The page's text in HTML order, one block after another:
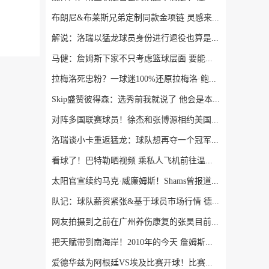
布朗尼&布莱斯兄弟定制同款金项链 灵感来源于兄弟之情
解说：洛瑞以猛龙球员身份进行退役也算是功成身退、落叶归根了
马健：詹姆斯下家不只考虑篮球层面 要能争冠&薪资合适&跟老板熟
拉梅洛死忠粉？一球迷100%还原拉梅洛·鲍尔的满背纹身
Skip盛赞彼得森：选秀前我就说了 他会是本届最强球员
对阵多国联赛球员！徐杰和张博源相约美国高质量野球局
洛瑞谈小卡重返猛龙：球队想再夺一个冠军 这一切都将从小卡开始
看球了！巴特勒晒视频 乘私人飞机前往温哥华观战哥伦比亚VS瑞士
太阳官宣续约马克·威廉姆斯！Shams曾报道其合同为3年3800万美元
队记：球队薪资紧张&基于球员市场行情 德罗赞不太可能重返猛龙
网友拍摄到之前在广州养伤康复的张昊目前已回到广东宏远俱乐部
把天赋带到南海岸！2010年的今天 詹姆斯加盟热火组成三巨头
爱德华兹为阿根廷VS埃及比赛开球！比赛在华子家乡亚特兰大进行